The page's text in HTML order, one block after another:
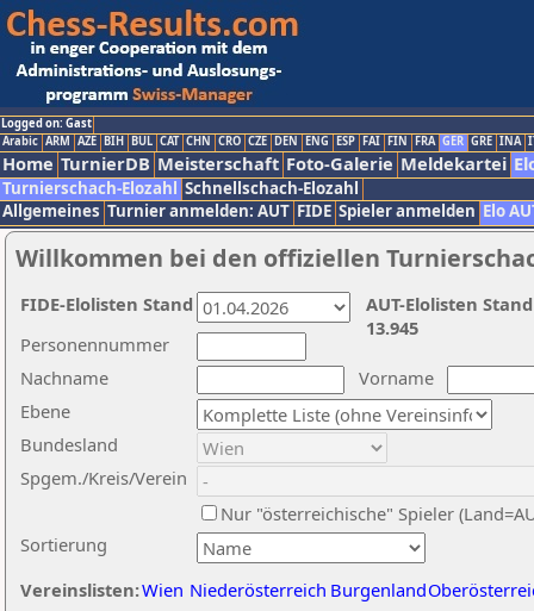
Logged on: Gast
Arabic ARM AZE BIH BUL CAT CHN CRO CZE DEN ENG ESP FAI FIN FRA GER GRE INA
Home TurnierDB Meisterschaft Foto-Galerie Meldekartei
Turnierschach-Elozahl Schnellschach-Elozahl
Allgemeines Turnier anmelden: AUT FIDE Spieler anmelden Elo
Willkommen bei den offiziellen
Nachname
Vorname
Ebene
Sortierung
Personennummer
Bundesland
Spgem./Kreis/Verein
Nur "österreichische" Spieler
Vereinslisten:Wien Niederösterreich Burgenland
AUT-Elolisten
13.945
FIDE-Elolisten Stand